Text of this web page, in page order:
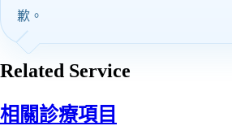
歉。
Related Service
相關診療項目